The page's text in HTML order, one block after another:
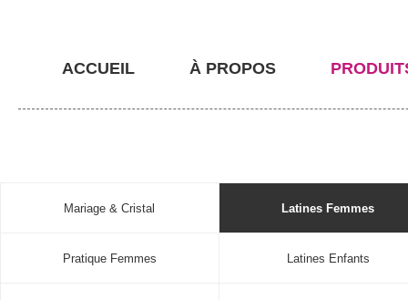
ACCUEIL À PROPOS
Mariage & Cristal Latines Femmes
Pratique Femmes Latines Enfants